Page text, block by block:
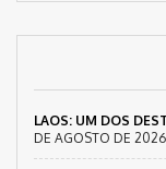
LAOS: UM DOS
DE AGOSTO DE 2026